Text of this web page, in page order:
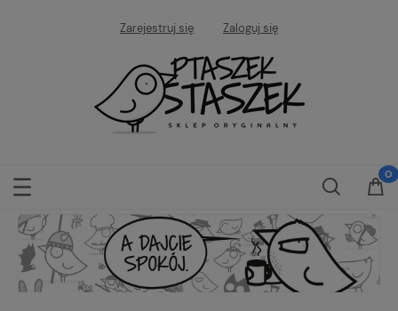
Zarejestruj się Zaloguj się